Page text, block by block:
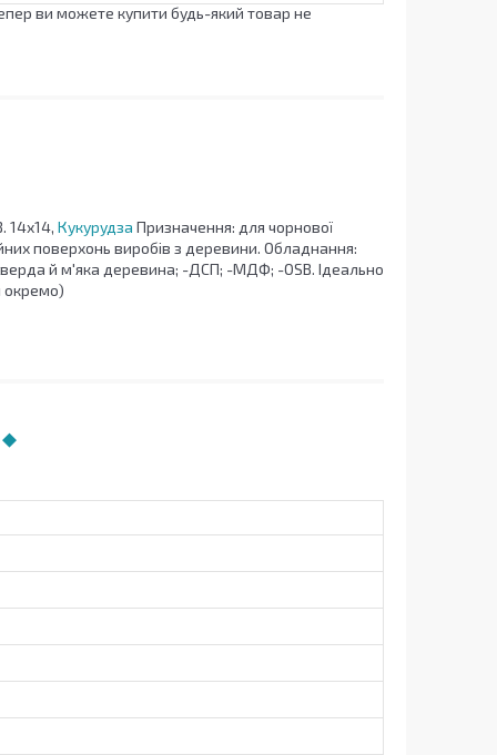
ви можете купити будь-який товар не
Кукурудза Призначення: для чорнової
поверхонь виробів з деревини. Обладнання:
й м'яка деревина; -ДСП; -МДФ; -OSB. Ідеально
окремо)